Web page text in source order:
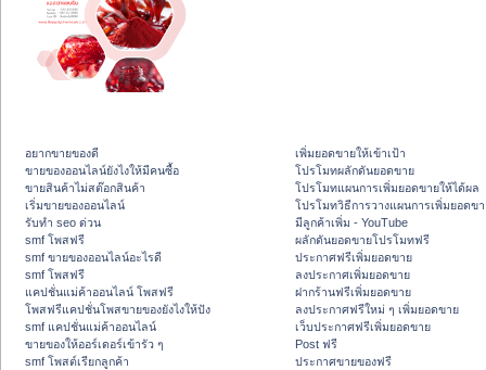
อยากขายของดี
ขายของออนไลน์ยังไงให้มีคนซื้อ
ขายสินค้าไม่สต๊อกสินค้า
เริ่มขายของออนไลน์
รับทำ seo ด่วน
smf โพสฟรี
smf ขายของออนไลน์อะไรดี
smf โพสฟรี
แคปชั่นแม่ค้าออนไลน์ โพสฟรี
โพสฟรีแคปชั่นโพสขายของยังไงให้ปัง
smf แคปชั่นแม่ค้าออนไลน์
ขายของให้ออร์เดอร์เข้ารัว ๆ
smf โพสต์เรียกลูกค้า
เพิ่มยอดขายให้เข้าเป้า
โปรโมทผลักดันยอดขาย
โปรโมทแผนการเพิ่มยอดขายให้ได้ผล
โปรโมทวิธีการวางแผนการเพิ่มยอดข
มีลูกค้าเพิ่ม - YouTube
ผลักดันยอดขายโปรโมทฟรี
ประกาศฟรีเพิ่มยอดขาย
ลงประกาศเพิ่มยอดขาย
ฝากร้านฟรีเพิ่มยอดขาย
ลงประกาศฟรีใหม่ ๆ เพิ่มยอดขาย
เว็บประกาศฟรีเพิ่มยอดขาย
Post ฟรี
ประกาศขายของฟรี